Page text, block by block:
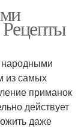
Рецепты
народными
из самых
приманок
действует
даже